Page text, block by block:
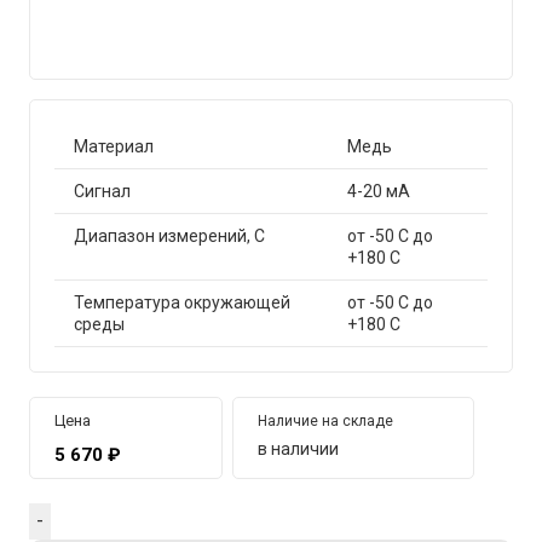
Материал Медь
Сигнал 4-20 мА
Диапазон измерений, С
от -50 С до
+180 С
Температура окружающей
среды
от -50 С до
+180 С
Цена
5 670 ₽
Наличие на складе
в наличии
Quantity
-